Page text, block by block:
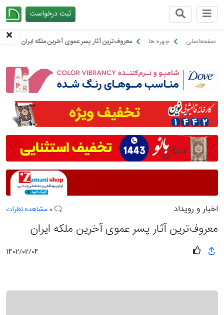
ثبت درخواست
صفحه‌اصلی چهره ها معروف‌ترین آثار پسر عموی آخرین ملکه ایران
اخبار و رویداد مشاهده نظرات
معروف‌ترین آثار پسر عموی آخرین ملکه ایران
1402/02/04